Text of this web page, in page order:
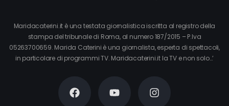
Maridacaterini.it è una testata giornalistica iscritta al registro della
stampa del tribunale di Roma, al numero 187/2015 – P.Iva
05263700659. Marida Caterini è una giornalista, esperta di spettacoli,
in particolare di programmi TV. Maridacaterini.it la TV e non solo…’